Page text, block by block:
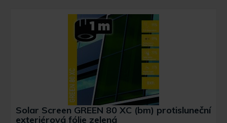
Solar Screen GREEN 80 XC (bm) protisluneční
exteriérová fólie zelená